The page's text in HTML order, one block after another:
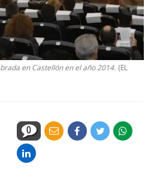
en Castellón en el año 2014. (EL
0